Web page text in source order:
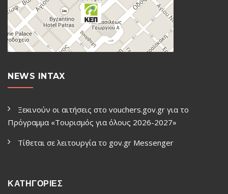
NEWS INTAX
Ξεκινούν οι αιτήσεις στο vouchers.gov.gr για το
Πρόγραμμα «Τουρισμός για όλους 2026-2027»
Τίθεται σε λειτουργία το gov.gr Μessenger
ΚΑΤΗΓΟΡΙΕΣ